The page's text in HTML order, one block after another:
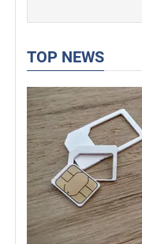
TOP NEWS